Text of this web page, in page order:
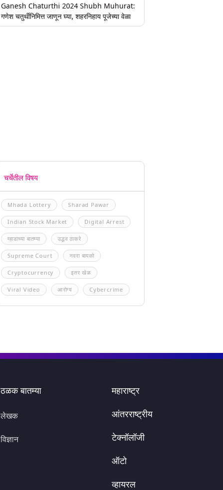
Ganesh Chaturthi 2024 Shubh Muhurat:
गणेश चतुर्थीनिमित्त जाणून घ्या, शहरनिहाय पूजेच्या वेळा
चर्चेतील विषय
Mhada Lottery Sharad Pawar
Indian Stock Market Digital Arrest
म्हाडाच्या बातम्या उद्धव ठाकरे
Supreme Court नवरा बायको
Cryptocurrency इतर खेळ
Viral Video आरोग्य Cybercrime
ठळक बातम्या
लेखक
विज्ञान
महाराष्ट्र
आंतरराष्ट्रीय
टेक्नॉलॉजी
ऑटो
व्हायरल